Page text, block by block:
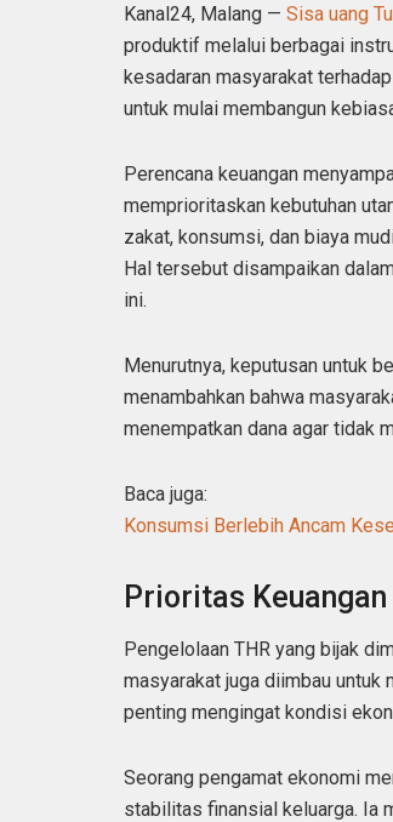
Kanal24, Malang — Sisa uang
produktif melalui berbagai
kesadaran masyarakat
untuk mulai membangun
Perencana keuangan
memprioritaskan kebutuhan
zakat, konsumsi, dan biaya
Hal tersebut disampaikan
ini.
Menurutnya, keputusan untuk
menambahkan bahwa
menempatkan dana agar tidak
Baca juga:
Konsumsi Berlebih Ancam
Prioritas
Pengelolaan THR yang bijak
masyarakat juga diimbau untuk
penting mengingat kondisi
Seorang pengamat ekonomi
stabilitas finansial keluarga. Ia